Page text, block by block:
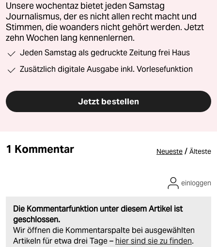
Unsere wochentaz bietet jeden Samstag
Journalismus, der es nicht allen recht macht und
Stimmen, die woanders nicht gehört werden. Jetzt
zehn Wochen lang kennenlernen.
Jeden Samstag als gedruckte Zeitung frei Haus
Zusätzlich digitale Ausgabe inkl. Vorlesefunktion
Jetzt bestellen
1 Kommentar Neueste / Älteste
Die Kommentarfunktion unter diesem Artikel ist
geschlossen.
Wir öffnen die Kommentarspalte bei ausgewählten
Artikeln für etwa drei Tage – hier sind sie zu finden.
einloggen